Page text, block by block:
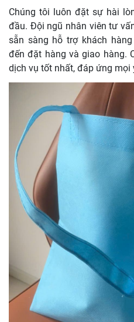
Chúng tôi luôn đặt sự hài
đầu. Đội ngũ nhân viên tư
sẵn sàng hỗ trợ khách
đến đặt hàng và giao hàng.
dịch vụ tốt nhất, đáp ứng mọi